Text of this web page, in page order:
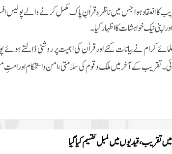
کا انعقاد ہوا جس میں ناظرہ قراٰنِ پاک مکمل کرنے والے پولیس
اپنی نیک خواہشات کا اظہار کیا۔
کرام نے بیانات کئے اور قراٰن کی اہمیت پر روشنی ڈالتے
کے آخر میں ملک و قوم کی سلامتی، امن و استحکام اور امتِ
تقریب، قیدیوں میں کمبل تقسیم کیا گیا